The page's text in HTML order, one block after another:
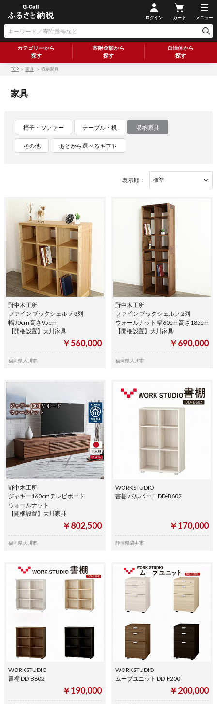
ログイン カート メニュー
カテゴリーから
探す
寄附金額から
探す
自治体から
探す
TOP ＞家具 ＞ 収納家具
家具
椅子・ソファー テーブル・机 収納家具
その他 あとから選べるギフト
表示順：
野中木工所
ファイン ブックシェルフ 3列
幅90cm 高さ95cm
【開梱設置】大川家具
￥560,000
福岡県大川市
野中木工所
ファイン ブックシェルフ 2列
ウォールナット 幅60cm 高さ185cm
【開梱設置】大川家具
￥690,000
福岡県大川市
野中木工所
ジャギー160cmテレビボード
ウォールナット
【開梱設置】大川家具
￥802,500
福岡県大川市
WORKSTUDIO
書棚 バルバーニ DD-B602
￥170,000
静岡県袋井市
WORKSTUDIO
書棚 DD-B802
￥190,000
WORKSTUDIO
ムーブユニット DD-F200
￥200,000